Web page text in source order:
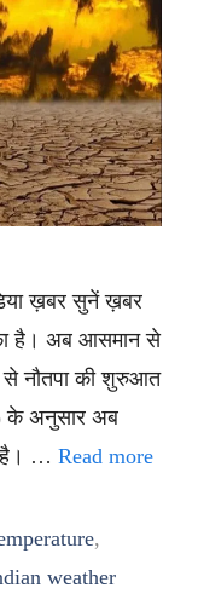
ख़बर सुनें ख़बर
है। अब आसमान से
से नौतपा की शुरुआत
के अनुसार अब
है। … Read more
,
weather